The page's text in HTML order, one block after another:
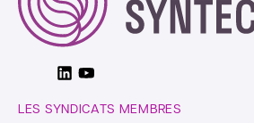
LinkedinYoutube
LES SYNDICATS MEMBRES